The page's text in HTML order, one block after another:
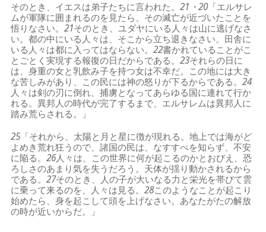
そのとき、イエスは弟子たちに言われた。21・20「エルサレ
ムが軍隊に囲まれるのを見たら、その滅亡が近づいたことを
悟りなさい。21そのとき、ユダヤにいる人々は山に逃げなさ
い。都の中にいる人々は、そこから立ち退きなさい。田舎に
いる人々は都に入ってはならない。22書かれていることがこ
とごとく実現する報復の日だからである。23それらの日に
は、身重の女と乳飲み子を持つ女は不幸だ。この地には大き
な苦しみがあり、この民には神の怒りが下るからである。24
人々は剣の刃に倒れ、捕虜となってあらゆる国に連れて行か
れる。異邦人の時代が完了するまで、エルサレムは異邦人に
踏み荒らされる。」
25 「それから、太陽と月と星に徴が現れる。地上では海がど
よめき荒れ狂うので、諸国の民は、なすすべを知らず、不安
に陥る。26人々は、この世界に何が起こるのかとおびえ、恐
ろしさのあまり気を失うだろう。天体が揺り動かされるから
である。27そのとき、人の子が大いなる力と栄光を帯びて雲
に乗って来るのを、人々は見る。28このようなことが起こり
始めたら、身を起こして頭を上げなさい。あなたがたの解放
の時が近いからだ。」